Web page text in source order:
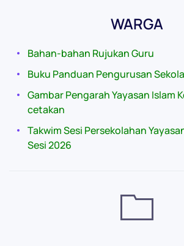
WARGA
Bahan-bahan Rujukan Guru
Buku Panduan Pengurusan
Gambar Pengarah Yayasan Islam
cetakan
Takwim Sesi Persekolahan
Sesi 2026